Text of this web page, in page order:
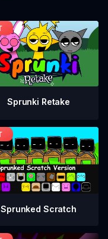
Sprunki Retake
Sprunked Scratch